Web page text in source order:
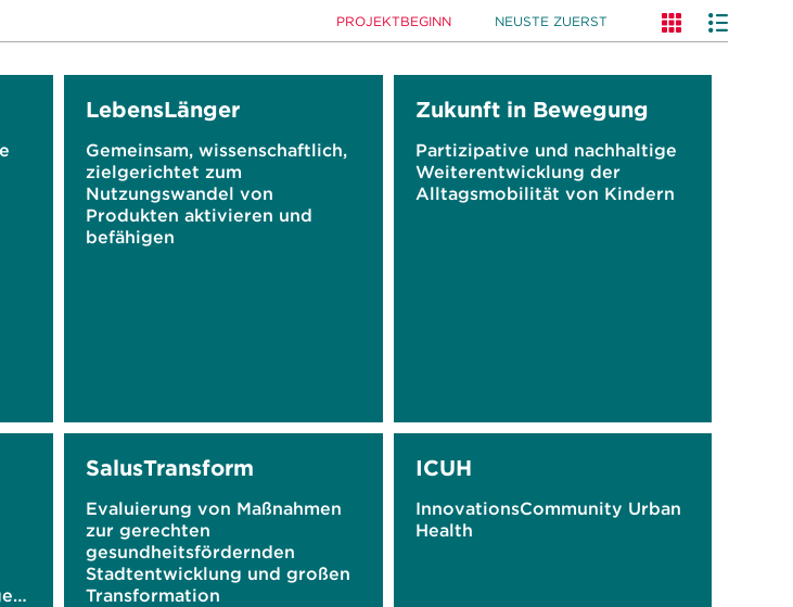
PROJEKTBEGINN NEUSTE ZUERST
LebensLänger
Gemeinsam, wissenschaftlich,
zielgerichtet zum
Nutzungswandel von
Produkten aktivieren und
befähigen
Zukunft in Bewegung
Partizipative und nachhaltige
Weiterentwicklung der
Alltagsmobilität von Kindern
SalusTransform
Evaluierung von Maßnahmen
zur gerechten
gesundheitsfördernden
Stadtentwicklung und großen
Transformation
ICUH
InnovationsCommunity Urban
Health